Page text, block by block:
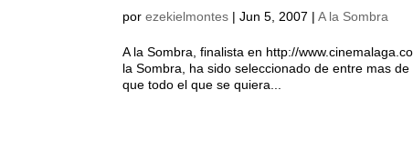
porezekielmontes |Jun 5, 2007 |A la Sombra
A la Sombra, finalista en http://
la Sombra, ha sido seleccionado de entre mas
que todo el que se quiera...